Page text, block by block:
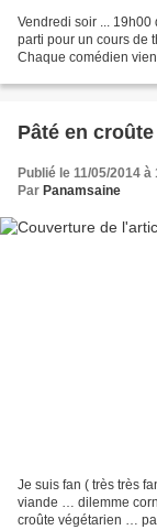
Vendredi soir ... 19h00
parti pour un cours de
Chaque comédien
Pâté en
Publié le 11/05/2014 à
Par Panamsaine
Je suis fan ( très très
viande … dilemme
croûte végétarien …